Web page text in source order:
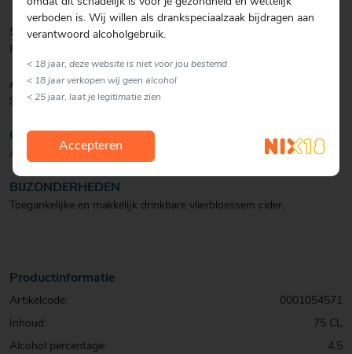
SMAAK
Fris, zoete appel met tonen van vlierbloesem.
AFDRONK
Sprankelend.
CULINAIR
Als aperitief, bij de borrel en verfrissend in de mix.
BIJZONDERHEDEN
Toegankelijke en makkelijk drinkbare vlierbloessem cider.
Productinformatie
Artikelcode:
0001054571
Inhoud:
75 CL
Alcohol percentage:
4,5
verboden is. Wij willen als drankspeciaalzaak bijdragen aan
verantwoord alcoholgebruik.
< 18 jaar, deze website is niet voor jou bestemd
< 18 jaar verkopen wij geen alcohol
< 25 jaar, laat je legitimatie zien
Accepteren